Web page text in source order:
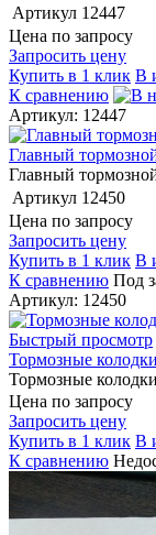
Артикул 12447
Цена по запросу
Запросить цену
Купить в 1 клик В
К сравнению
Артикул: 12447
Главный
Главный
Артикул 12450
Цена по запросу
Запросить цену
Купить в 1 клик В
К сравнению Под
Артикул: 12450
Быстрый просмотр
Тормозные
Тормозные
Цена по запросу
Запросить цену
Купить в 1 клик В
К сравнению